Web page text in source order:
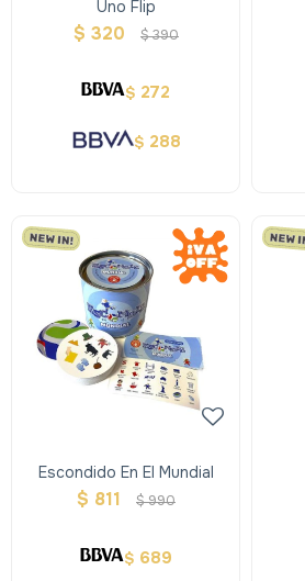
Uno Flip
$ 320 $390
$ 272
$ 288
Escondido En El Mundial
$ 811 $990
$ 689